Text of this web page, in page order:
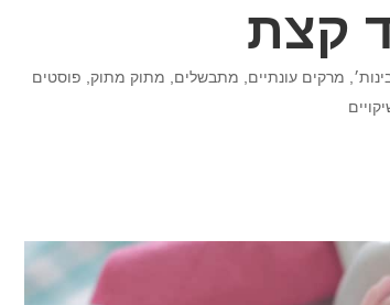
קצת
מרקים עונתיים מתבשלים מתוק מתוק פוסטים